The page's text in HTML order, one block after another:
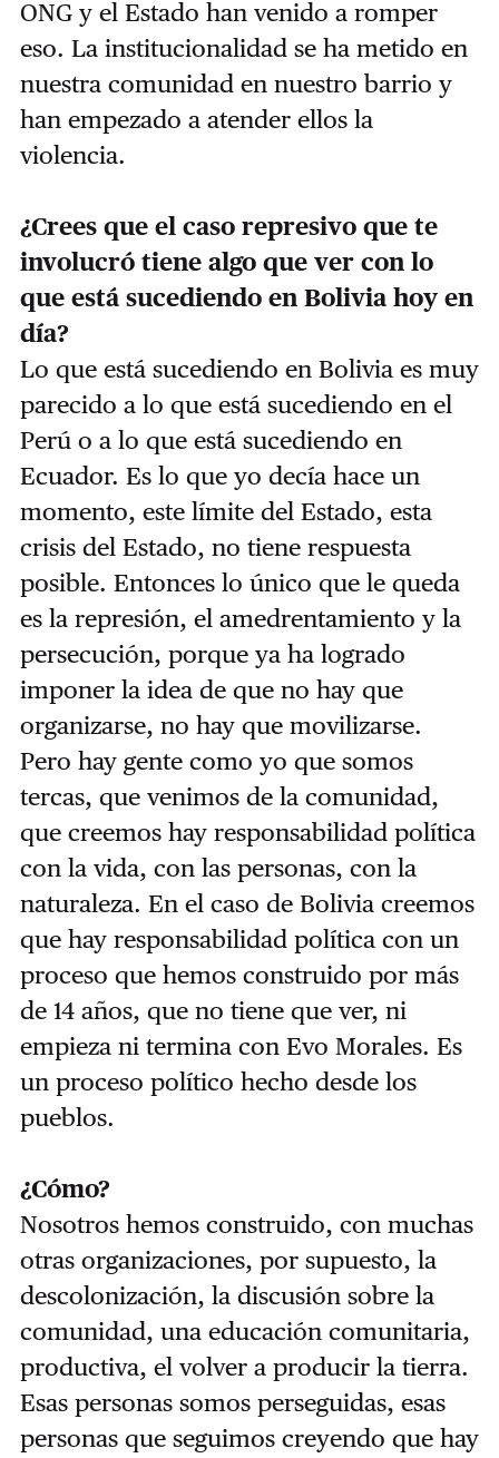
ONG y el Estado han venido a romper
eso. La institucionalidad se ha metido en
nuestra comunidad en nuestro barrio y
han empezado a atender ellos la
violencia.
⁠¿Crees que el caso represivo que te
involucró tiene algo que ver con lo
que está sucediendo en Bolivia hoy en
día?
Lo que está sucediendo en Bolivia es muy
parecido a lo que está sucediendo en el
Perú o a lo que está sucediendo en
Ecuador. Es lo que yo decía hace un
momento, este límite del Estado, esta
crisis del Estado, no tiene respuesta
posible. Entonces lo único que le queda
es la represión, el amedrentamiento y la
persecución, porque ya ha logrado
imponer la idea de que no hay que
organizarse, no hay que movilizarse.
Pero hay gente como yo que somos
tercas, que venimos de la comunidad,
que creemos hay responsabilidad política
con la vida, con las personas, con la
naturaleza. En el caso de Bolivia creemos
que hay responsabilidad política con un
proceso que hemos construido por más
de 14 años, que no tiene que ver, ni
empieza ni termina con Evo Morales. Es
un proceso político hecho desde los
pueblos.
¿Cómo?
Nosotros hemos construido, con muchas
otras organizaciones, por supuesto, la
descolonización, la discusión sobre la
comunidad, una educación comunitaria,
productiva, el volver a producir la tierra.
Esas personas somos perseguidas, esas
personas que seguimos creyendo que hay